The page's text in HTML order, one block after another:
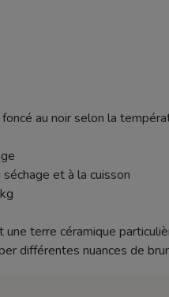
foncé au noir selon la
et à la cuisson
une terre céramique
différentes nuances de